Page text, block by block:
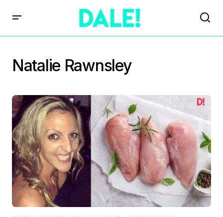
Natalie Rawnsley